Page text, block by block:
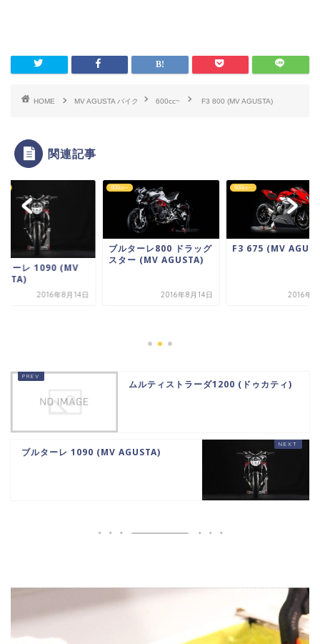
HOME MV AGUSTA バイク 600cc~ F3 800 (MV AGUSTA)
関連記事
ターレ 1090 (MV
2016年8月14日
600cc~
ブルターレ800 ドラッグ
スター (MV AGUSTA)
2016年8月14日
600cc~
F3 675 (MV
2016年6
ムルティストラーダ1200 (ドゥカティ)
ブルターレ 1090 (MV AGUSTA)